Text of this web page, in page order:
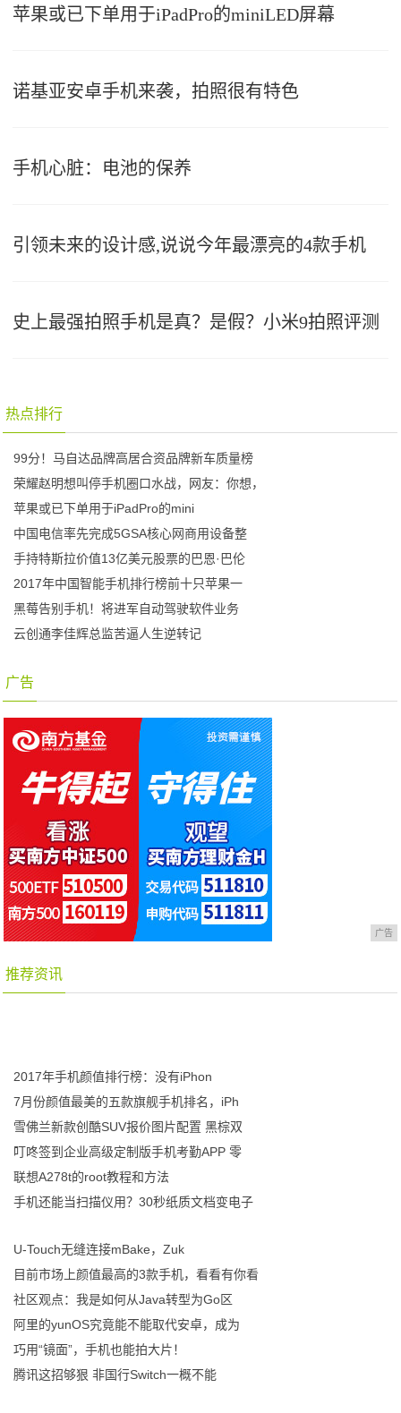
苹果或已下单用于iPadPro的miniLED屏幕
诺基亚安卓手机来袭，拍照很有特色
手机心脏：电池的保养
引领未来的设计感,说说今年最漂亮的4款手机
史上最强拍照手机是真？是假？小米9拍照评测
热点排行
99分！马自达品牌高居合资品牌新车质量榜
荣耀赵明想叫停手机圈口水战，网友：你想，
苹果或已下单用于iPadPro的mini
中国电信率先完成5GSA核心网商用设备整
手持特斯拉价值13亿美元股票的巴恩·巴伦
2017年中国智能手机排行榜前十只苹果一
黑莓告别手机！将进军自动驾驶软件业务
云创通李佳辉总监苦逼人生逆转记
广告
广告
推荐资讯
2017年手机颜值排行榜：没有iPhon
7月份颜值最美的五款旗舰手机排名，iPh
雪佛兰新款创酷SUV报价图片配置 黑棕双
叮咚签到企业高级定制版手机考勤APP 零
联想A278t的root教程和方法
手机还能当扫描仪用？30秒纸质文档变电子
U-Touch无缝连接mBake，Zuk
目前市场上颜值最高的3款手机，看看有你看
社区观点：我是如何从Java转型为Go区
阿里的yunOS究竟能不能取代安卓，成为
巧用“镜面”，手机也能拍大片！
腾讯这招够狠 非国行Switch一概不能